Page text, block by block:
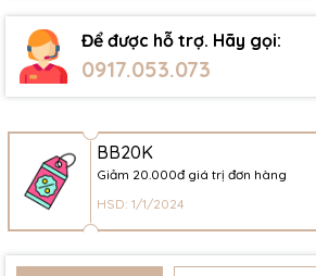
Để được hỗ trợ. Hãy gọi:
0917.053.073
BB20K
Giảm 20.000đ giá trị đơn hàng
HSD: 1/1/2024